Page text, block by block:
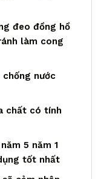
đeo đồng hồ
làm cong
chống nước
chất có tính
5 năm 1
tốt nhất